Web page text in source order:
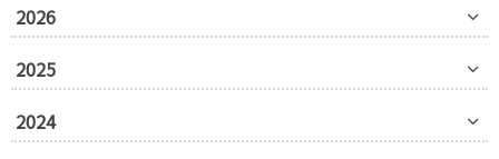
2026
2025
2024